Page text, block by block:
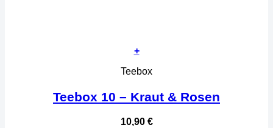
+
Teebox
Teebox 10 – Kraut & Rosen
10,90 €